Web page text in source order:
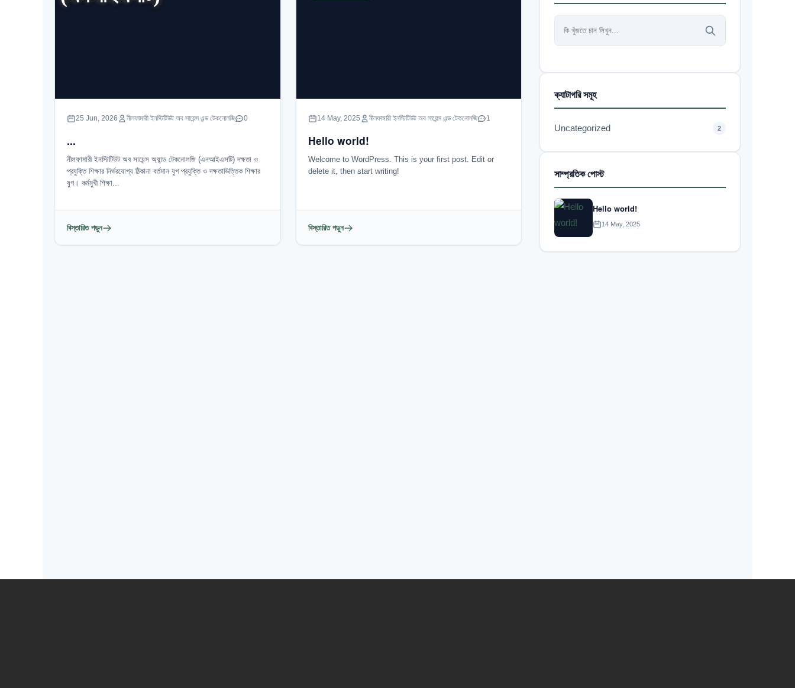
25 Jun, 2026 নীলফামারী ইনস্টিটিউট অব সায়েন্স এন্ড টেকনোলজি 0
...
নীলফামারী ইনস্টিটিউট অব সায়েন্স অ্যান্ড টেকনোলজি (এনআইএসটি) দক্ষতা ও
প্রযুক্তি শিক্ষার নির্ভরযোগ্য ঠিকানা বর্তমান যুগ প্রযুক্তি ও দক্ষতাভিত্তিক শিক্ষার
যুগ। কর্মমুখী শিক্ষা...
বিস্তারিত পড়ুন
14 May, 2025 নীলফামারী ইনস্টিটিউট অব সায়েন্স এন্ড টেকনোলজি 1
Hello world!
Welcome to WordPress. This is your first post. Edit or
delete it, then start writing!
বিস্তারিত পড়ুন
ক্যাটাগরি সমূহ
Uncategorized 2
সাম্প্রতিক পোস্ট
Hello world!
14 May, 2025